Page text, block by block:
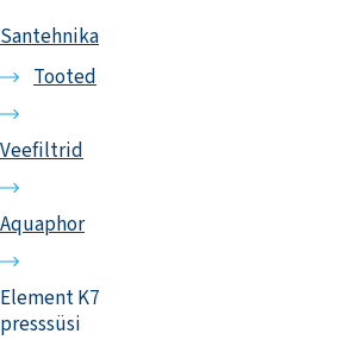
Santehnika
Tooted
Veefiltrid
Aquaphor
Element K7
presssüsi